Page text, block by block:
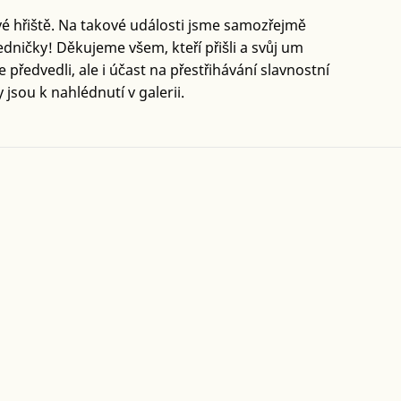
hřiště. Na takové události jsme samozřejmě
Děkujeme všem, kteří přišli a svůj um
ale i účast na přestřihávání slavnostní
jsou k nahlédnutí v galerii.